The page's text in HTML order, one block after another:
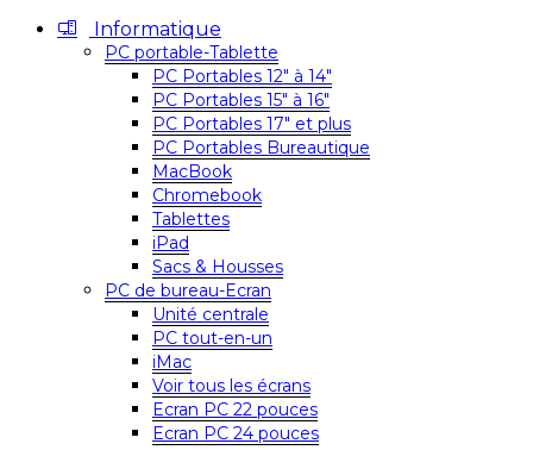
Informatique
PC portable-Tablette
PC Portables 12″ à 14″
PC Portables 15″ à 16″
PC Portables 17″ et plus
PC Portables Bureautique
MacBook
Chromebook
Tablettes
iPad
Sacs & Housses
PC de bureau-Ecran
Unité centrale
PC tout-en-un
iMac
Voir tous les écrans
Ecran PC 22 pouces
Ecran PC 24 pouces